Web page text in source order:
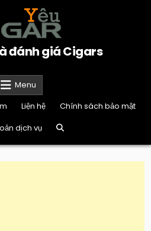
đánh giá Cigars
Menu
Liện hệ
Chính sách bảo mật
dịch vụ